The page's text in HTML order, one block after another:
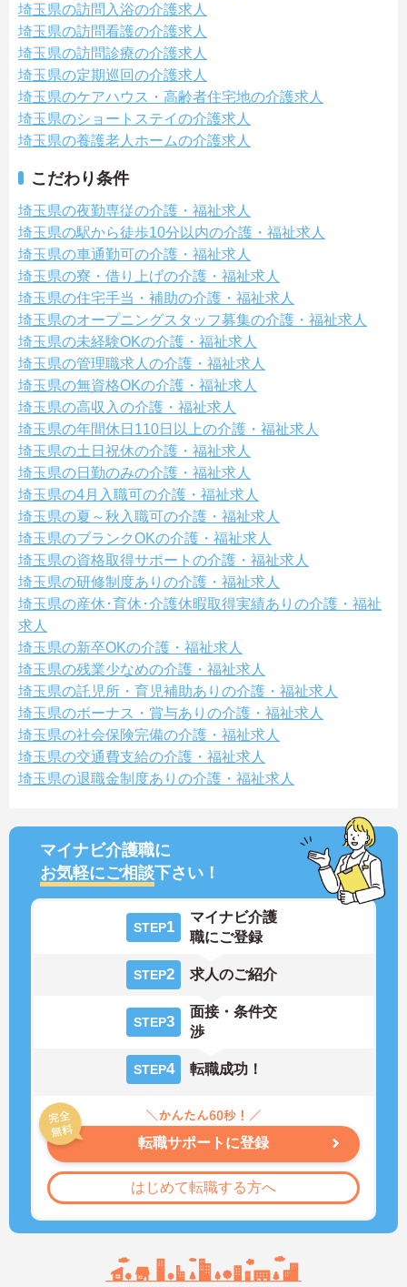
埼玉県の訪問入浴の介護求人
埼玉県の訪問看護の介護求人
埼玉県の訪問診療の介護求人
埼玉県の定期巡回の介護求人
埼玉県のケアハウス・高齢者住宅地の介護求人
埼玉県のショートステイの介護求人
埼玉県の養護老人ホームの介護求人
こだわり条件
埼玉県の夜勤専従の介護・福祉求人
埼玉県の駅から徒歩10分以内の介護・福祉求人
埼玉県の車通勤可の介護・福祉求人
埼玉県の寮・借り上げの介護・福祉求人
埼玉県の住宅手当・補助の介護・福祉求人
埼玉県のオープニングスタッフ募集の介護・福祉求人
埼玉県の未経験OKの介護・福祉求人
埼玉県の管理職求人の介護・福祉求人
埼玉県の無資格OKの介護・福祉求人
埼玉県の高収入の介護・福祉求人
埼玉県の年間休日110日以上の介護・福祉求人
埼玉県の土日祝休の介護・福祉求人
埼玉県の日勤のみの介護・福祉求人
埼玉県の4月入職可の介護・福祉求人
埼玉県の夏～秋入職可の介護・福祉求人
埼玉県のブランクOKの介護・福祉求人
埼玉県の資格取得サポートの介護・福祉求人
埼玉県の研修制度ありの介護・福祉求人
埼玉県の産休･育休･介護休暇取得実績ありの介護・福祉
求人
埼玉県の新卒OKの介護・福祉求人
埼玉県の残業少なめの介護・福祉求人
埼玉県の託児所・育児補助ありの介護・福祉求人
埼玉県のボーナス・賞与ありの介護・福祉求人
埼玉県の社会保険完備の介護・福祉求人
埼玉県の交通費支給の介護・福祉求人
埼玉県の退職金制度ありの介護・福祉求人
マイナビ介護職に
お気軽にご相談下さい！
STEP1
マイナビ介護
職にご登録
STEP2 求人のご紹介
STEP3
面接・条件交
渉
STEP4 転職成功！
転職サポートに登録
はじめて転職する方へ